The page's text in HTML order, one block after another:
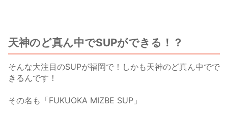
天神のど真ん中でSUPができる！？
そんな大注目のSUPが福岡で！しかも天神のど真ん中でで
きるんです！
その名も「FUKUOKA MIZBE SUP」